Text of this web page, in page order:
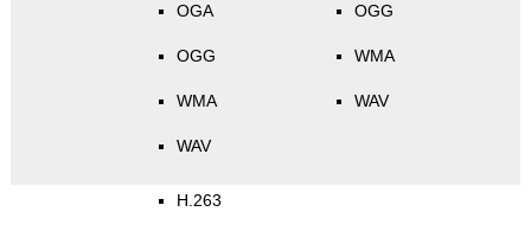
OGA
OGG
WMA
WAV
OGG
WMA
WAV
H.263